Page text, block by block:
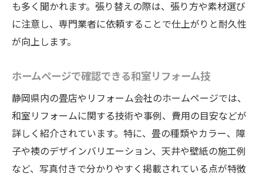
も多く聞かれます。張り替えの際は、張り方や素材選び
に注意し、専門業者に依頼することで仕上がりと耐久性
が向上します。
ホームページで確認できる和室リフォーム技
静岡県内の畳店やリフォーム会社のホームページでは、
和室リフォームに関する技術や事例、費用の目安などが
詳しく紹介されています。特に、畳の種類やカラー、障
子や襖のデザインバリエーション、天井や壁紙の施工例
など、写真付きで分かりやすく掲載されている点が特徴